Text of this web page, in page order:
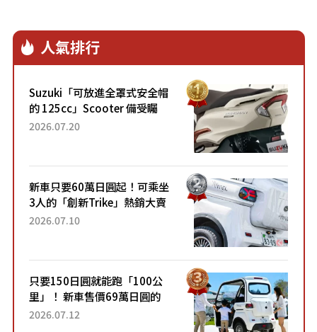
人氣排行
Suzuki「可放進全罩式安全帽
的 125cc」Scooter 備受矚
目！採用全新流線設計與各項
2026.07.20
新車只要60萬日圓起！可乘坐
3人的「創新Trike」熱銷大賣
成為人氣車款！「養車成本真
2026.07.10
只要150日圓就能跑「100公
里」！ 新車售價69萬日圓的
「3人座」Trike大受歡迎！ 順
2026.07.12